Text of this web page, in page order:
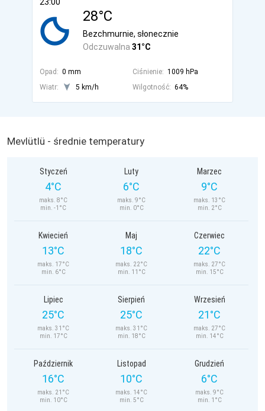
28°C
Odczuwalna 31°C
Bezchmurnie, słonecznie
Opad: 0 mm Ciśnienie: 1009 hPa
Wiatr:
5 km/h Wilgotność: 64%
Mevlütlü - średnie temperatury
Styczeń
4°C
maks. 8°C
min. -1°C
Luty
6°C
maks. 9°C
min. 0°C
Marzec
9°C
maks. 13°C
min. 2°C
Kwiecień
13°C
maks. 17°C
min. 6°C
Maj
18°C
maks. 22°C
min. 11°C
Czerwiec
22°C
maks. 27°C
min. 15°C
Lipiec
25°C
maks. 31°C
min. 17°C
Sierpień
25°C
maks. 31°C
min. 18°C
Wrzesień
21°C
maks. 27°C
min. 14°C
Październik
16°C
maks. 21°C
min. 10°C
Listopad
10°C
maks. 14°C
min. 5°C
Grudzień
6°C
maks. 9°C
min. 1°C